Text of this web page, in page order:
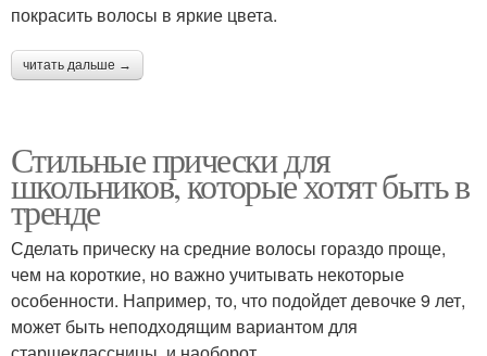
покрасить волосы в яркие цвета.
читать дальше →
Стильные прически для
школьников, которые хотят быть в
тренде
Сделать прическу на средние волосы гораздо проще,
чем на короткие, но важно учитывать некоторые
особенности. Например, то, что подойдет девочке 9 лет,
может быть неподходящим вариантом для